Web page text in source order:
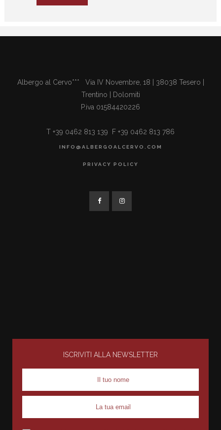
Albergo al Cervo*** Via IV Novembre, 18 | 38038 Tesero |
Trentino | Dolomiti
P.iva 01584420226
T +39 0462 813 139 F +39 0462 813 786
INFO@ALBERGOALCERVO.COM
PRIVACY POLICY
ISCRIVITI ALLA NEWSLETTER